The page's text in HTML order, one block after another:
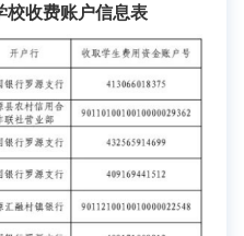
校收费账户信息表